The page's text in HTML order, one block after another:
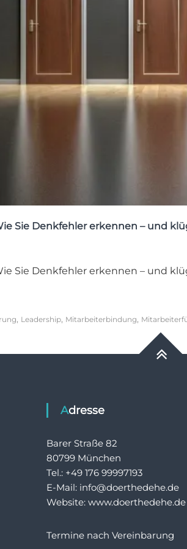
Sie Denkfehler erkennen – und
Sie Denkfehler erkennen – und
, Leadership, Mitarbeiterbindung,
Adresse
Barer Straße 82
80799 München
Tel.: +49 176 99997193
E-Mail: info@doerthedehe.de
Website: www.doerthedehe.de
Termine nach Vereinbarung